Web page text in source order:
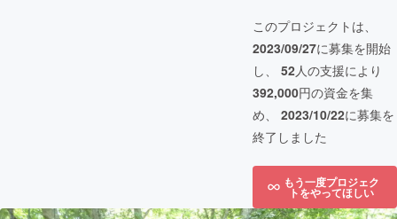
このプロジェクトは、
2023/09/27に募集を開始
し、 52人の支援により
392,000円の資金を集
め、 2023/10/22に募集を
終了しました
もう一度プロジェク
トをやってほしい